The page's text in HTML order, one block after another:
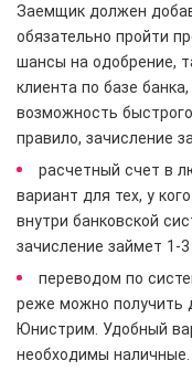
Заемщик должен
обязательно пройти
шансы на одобрение,
клиента по базе
возможность
правило, зачисление
расчетный счет в
вариант для тех, у
внутри банковской
зачисление займет 1-
переводом по
реже можно получить
Юнистрим. Удобный
необходимы